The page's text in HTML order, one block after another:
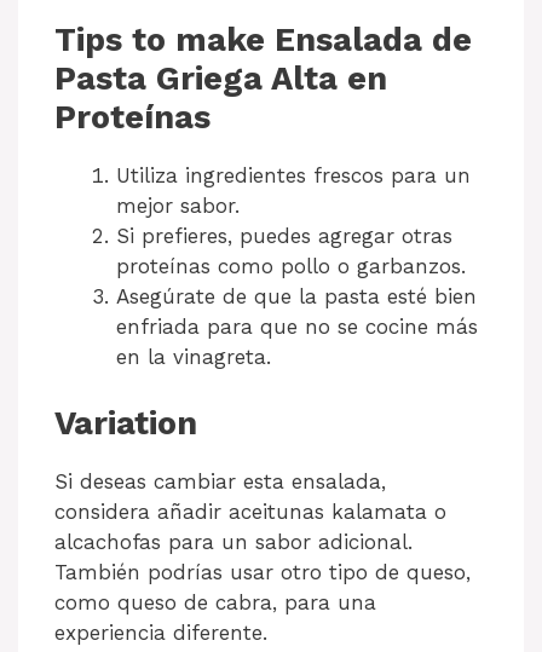
Tips to make Ensalada de
Pasta Griega Alta en
Proteínas
Utiliza ingredientes frescos para un
mejor sabor.
Si prefieres, puedes agregar otras
proteínas como pollo o garbanzos.
Asegúrate de que la pasta esté bien
enfriada para que no se cocine más
en la vinagreta.
Variation
Si deseas cambiar esta ensalada,
considera añadir aceitunas kalamata o
alcachofas para un sabor adicional.
También podrías usar otro tipo de queso,
como queso de cabra, para una
experiencia diferente.